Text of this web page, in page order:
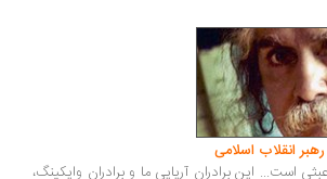
اسلامی
این برادران آریایی ما و برادران وایکینگ،